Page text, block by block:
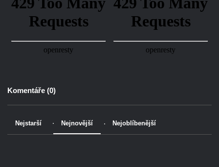
Komentáře (0)
Nejstarší Nejnovější Nejoblíbenější